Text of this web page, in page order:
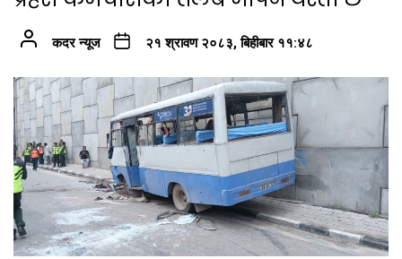
कदर न्यूज २१ श्रावण २०८३, बिहीबार ११:४८